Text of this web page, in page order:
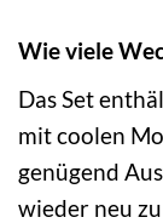
Wie viele
Das Set
mit coolen
genügend
wieder neu